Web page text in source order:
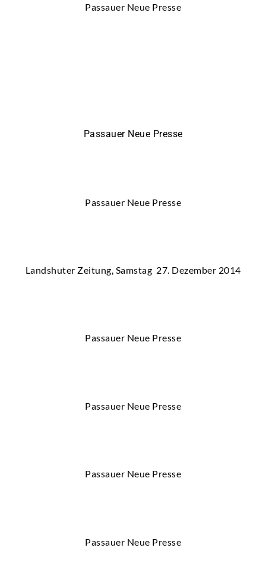
Passauer Neue Presse
Passauer Neue Presse
Passauer Neue Presse
Landshuter Zeitung, Samstag 27. Dezember 2014
Passauer Neue Presse
Passauer Neue Presse
Passauer Neue Presse
Passauer Neue Presse